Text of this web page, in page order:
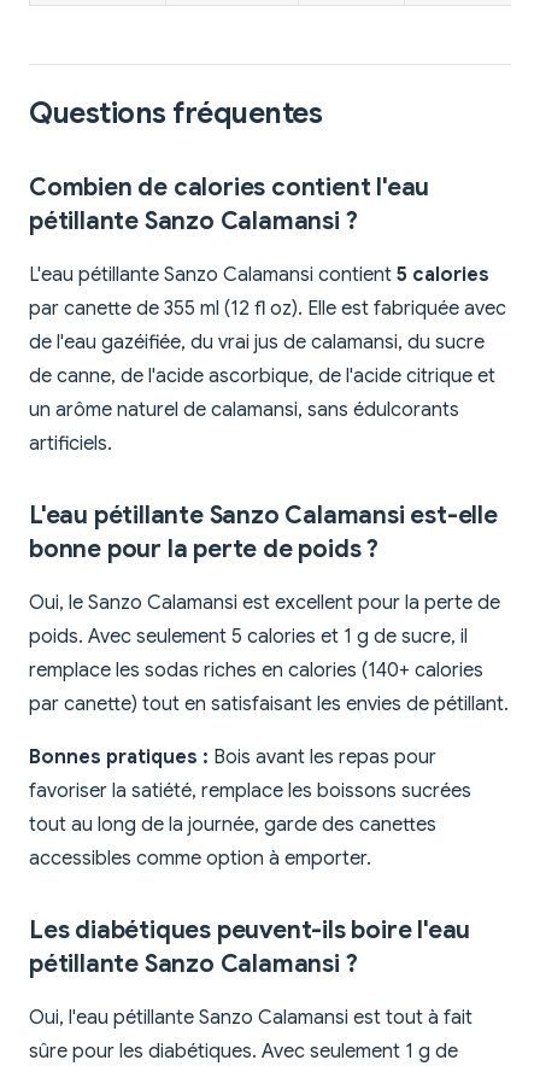
Questions fréquentes
Combien de calories contient l'eau
pétillante Sanzo Calamansi ?
L'eau pétillante Sanzo Calamansi contient 5 calories
par canette de 355 ml (12 fl oz). Elle est fabriquée avec
de l'eau gazéifiée, du vrai jus de calamansi, du sucre
de canne, de l'acide ascorbique, de l'acide citrique et
un arôme naturel de calamansi, sans édulcorants
artificiels.
L'eau pétillante Sanzo Calamansi est-elle
bonne pour la perte de poids ?
Oui, le Sanzo Calamansi est excellent pour la perte de
poids. Avec seulement 5 calories et 1 g de sucre, il
remplace les sodas riches en calories (140+ calories
par canette) tout en satisfaisant les envies de pétillant.
Bonnes pratiques : Bois avant les repas pour
favoriser la satiété, remplace les boissons sucrées
tout au long de la journée, garde des canettes
accessibles comme option à emporter.
Les diabétiques peuvent-ils boire l'eau
pétillante Sanzo Calamansi ?
Oui, l'eau pétillante Sanzo Calamansi est tout à fait
sûre pour les diabétiques. Avec seulement 1 g de